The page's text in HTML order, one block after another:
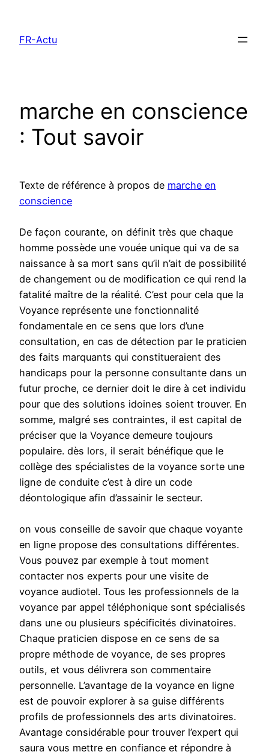
contenu
FR-Actu
marche en conscience
: Tout savoir
Texte de référence à propos de marche en
conscience
De façon courante, on définit très que chaque
homme possède une vouée unique qui va de sa
naissance à sa mort sans qu’il n’ait de possibilité
de changement ou de modification ce qui rend la
fatalité maître de la réalité. C’est pour cela que la
Voyance représente une fonctionnalité
fondamentale en ce sens que lors d’une
consultation, en cas de détection par le praticien
des faits marquants qui constitueraient des
handicaps pour la personne consultante dans un
futur proche, ce dernier doit le dire à cet individu
pour que des solutions idoines soient trouver. En
somme, malgré ses contraintes, il est capital de
préciser que la Voyance demeure toujours
populaire. dès lors, il serait bénéfique que le
collège des spécialistes de la voyance sorte une
ligne de conduite c’est à dire un code
déontologique afin d’assainir le secteur.
on vous conseille de savoir que chaque voyante
en ligne propose des consultations différentes.
Vous pouvez par exemple à tout moment
contacter nos experts pour une visite de
voyance audiotel. Tous les professionnels de la
voyance par appel téléphonique sont spécialisés
dans une ou plusieurs spécificités divinatoires.
Chaque praticien dispose en ce sens de sa
propre méthode de voyance, de ses propres
outils, et vous délivrera son commentaire
personnelle. L’avantage de la voyance en ligne
est de pouvoir explorer à sa guise différents
profils de professionnels des arts divinatoires.
Avantage considérable pour trouver l’expert qui
saura vous mettre en confiance et répondre à